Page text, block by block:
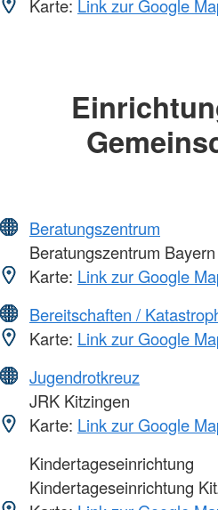
Karte: Link zur Google
Beratungszentrum
Beratungszentrum Bayern
Karte: Link zur Google
Bereitschaften /
Karte: Link zur Google
Jugendrotkreuz
JRK Kitzingen
Karte: Link zur Google
Kindertageseinrichtung
Kindertageseinrichtung